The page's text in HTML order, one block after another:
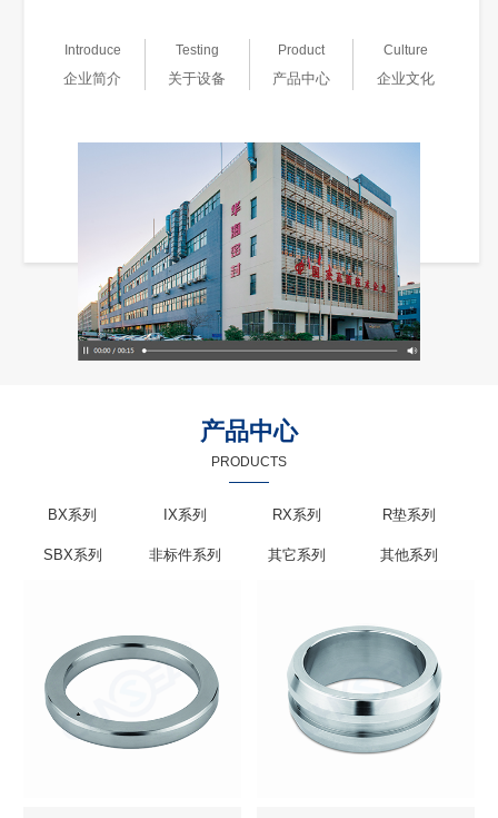
Introduce
企业简介
Testing
关于设备
Product
产品中心
Culture
企业文化
产品中心
PRODUCTS
BX系列 IX系列 RX系列 R垫系列
SBX系列 非标件系列 其它系列 其他系列